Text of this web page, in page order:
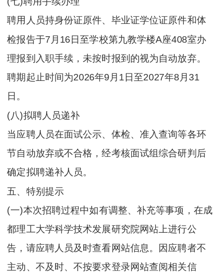
聘用人员持身份证原件、毕业证学位证原件和体
检报告于7月16日至学校第九教学楼A座408室办
理报到入职手续，未按时报到的视为自动放弃。
聘期起止时间为2026年9月1日至2027年8月31
日。
(八)拟聘人员递补
当应聘人员在面试公示、体检、准入查询等各环
节自动放弃或不合格，经考核面试组综合研判后
确定拟聘递补人员。
五、特别提示
(一)本次招聘过程中如有调整、补充等事项，在成
都理工大学科学技术发展研究院网站上进行公
告，请应聘人员及时查看网站信息。因应聘者不
主动、不及时、不按要求登录网站查阅相关信